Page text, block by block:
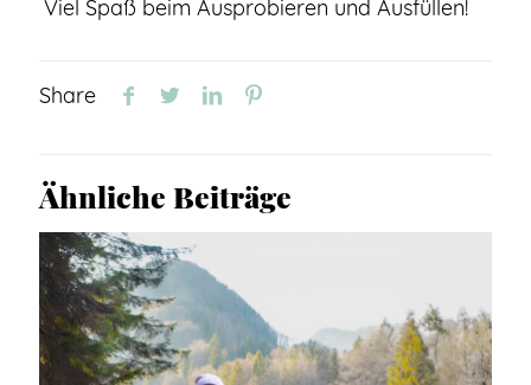
Viel Spaß beim Ausprobieren und Ausfüllen!
Share
Ähnliche Beiträge